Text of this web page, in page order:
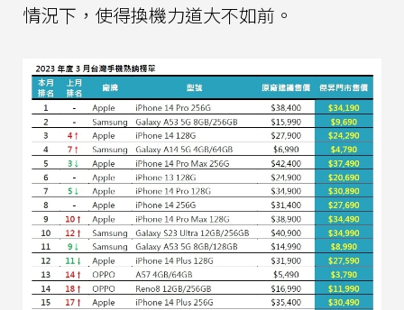
情況下，使得換機力道大不如前。